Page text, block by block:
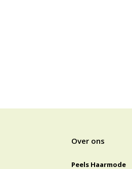
Over ons
Peels Haarmode